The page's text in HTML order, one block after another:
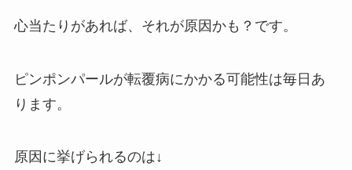
心当たりがあれば、それが原因かも？です。
ピンポンパールが転覆病にかかる可能性は毎日あ
ります。
原因に挙げられるのは↓